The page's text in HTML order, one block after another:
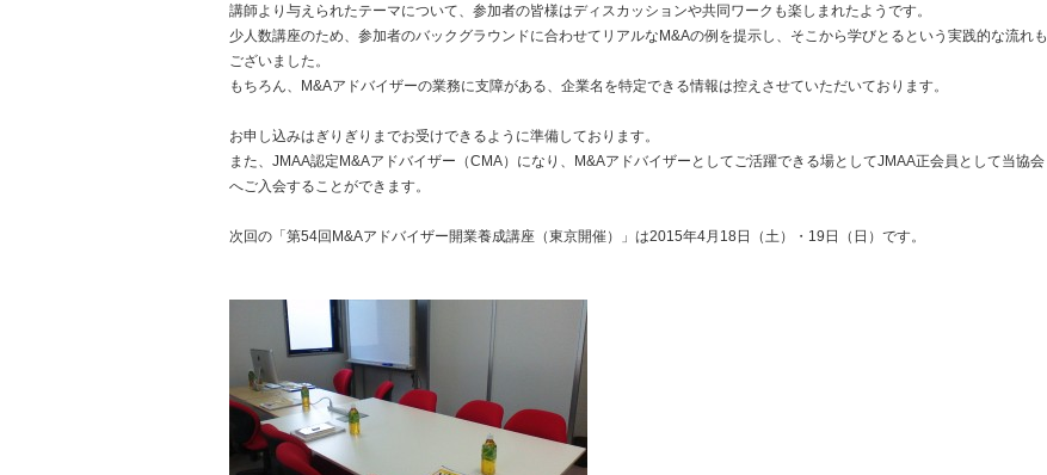
講師より与えられたテーマについて、参加者の皆様はディスカッションや共同ワークも楽しまれたようです。
少人数講座のため、参加者のバックグラウンドに合わせてリアルなM&Aの例を提示し、そこから学びとるという実践的な流れも
ございました。
もちろん、M&Aアドバイザーの業務に支障がある、企業名を特定できる情報は控えさせていただいております。
お申し込みはぎりぎりまでお受けできるように準備しております。
また、JMAA認定M&Aアドバイザー（CMA）になり、M&Aアドバイザーとしてご活躍できる場としてJMAA正会員として当協会
へご入会することができます。
次回の「第54回M&Aアドバイザー開業養成講座（東京開催）」は2015年4月18日（土）・19日（日）です。